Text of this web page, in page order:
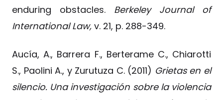
enduring obstacles. Berkeley Journal of
International Law, v. 21, p. 288-349.
Aucía, A., Barrera F., Berterame C., Chiarotti
S., Paolini A., y Zurutuza C. (2011) Grietas en el
silencio. Una investigación sobre la violencia